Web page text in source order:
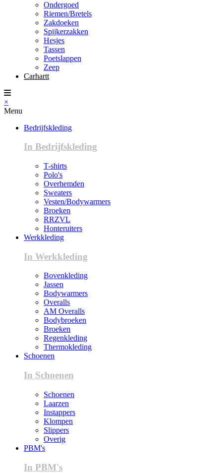
Ondergoed
Riemen/Bretels
Zakdoeken
Spijkerzakken
Hesjes
Tassen
Poetslappen
Zeep
Carhartt
×
Menu
Bedrijfskleding
In Bedrijfskleding
T-shirts
Polo's
Overhemden
Sweaters
Vesten/Bodywarmers
Broeken
RRZVL
Honteruiters
Werkkleding
In Werkkleding
Bovenkleding
Jassen
Bodywarmers
Overalls
AM Overalls
Bodybroeken
Broeken
Regenkleding
Thermokleding
Schoenen
In Schoenen
Schoenen
Laarzen
Instappers
Klompen
Slippers
Overig
PBM's
In PBM's